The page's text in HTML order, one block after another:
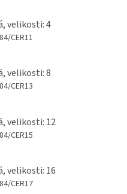
velikosti: 4
CER11
velikosti: 8
CER13
velikosti: 12
CER15
velikosti: 16
CER17